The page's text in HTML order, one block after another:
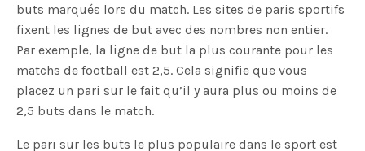
buts marqués lors du match. Les sites de paris sportifs
fixent les lignes de but avec des nombres non entier.
Par exemple, la ligne de but la plus courante pour les
matchs de football est 2,5. Cela signifie que vous
placez un pari sur le fait qu’il y aura plus ou moins de
2,5 buts dans le match.
Le pari sur les buts le plus populaire dans le sport est